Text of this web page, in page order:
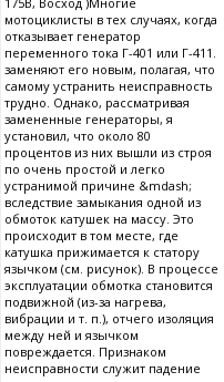
мотоциклисты в тех случаях, когда
отказывает генератор
переменного тока Г-401 или Г-411.
заменяют его новым, полагая, что
самому устранить неисправность
трудно. Однако, рассматривая
замененные генераторы, я
установил, что около 80
процентов из них вышли из строя
по очень простой и легко
устранимой причине &mdash;
вследствие замыкания одной из
обмоток катушек на массу. Это
происходит в том месте, где
катушка прижимается к статору
язычком (см. рисунок). В процессе
эксплуатации обмотка становится
подвижной (из-за нагрева,
вибрации и т. п.), отчего изоляция
между ней и язычком
повреждается. Признаком
неисправности служит падение